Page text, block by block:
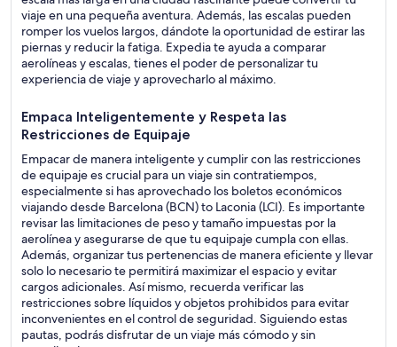
viaje en una pequeña aventura. Además, las escalas pueden
romper los vuelos largos, dándote la oportunidad de estirar las
piernas y reducir la fatiga. Expedia te ayuda a comparar
aerolíneas y escalas, tienes el poder de personalizar tu
experiencia de viaje y aprovecharlo al máximo.
Empaca Inteligentemente y Respeta las
Restricciones de Equipaje
Empacar de manera inteligente y cumplir con las restricciones
de equipaje es crucial para un viaje sin contratiempos,
especialmente si has aprovechado los boletos económicos
viajando desde Barcelona (BCN) to Laconia (LCI). Es importante
revisar las limitaciones de peso y tamaño impuestas por la
aerolínea y asegurarse de que tu equipaje cumpla con ellas.
Además, organizar tus pertenencias de manera eficiente y llevar
solo lo necesario te permitirá maximizar el espacio y evitar
cargos adicionales. Así mismo, recuerda verificar las
restricciones sobre líquidos y objetos prohibidos para evitar
inconvenientes en el control de seguridad. Siguiendo estas
pautas, podrás disfrutar de un viaje más cómodo y sin